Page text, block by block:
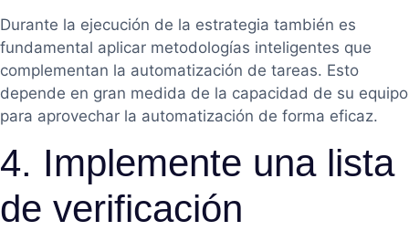
Durante la ejecución de la estrategia también es
fundamental aplicar metodologías inteligentes que
complementan la automatización de tareas. Esto
depende en gran medida de la capacidad de su equipo
para aprovechar la automatización de forma eficaz.
4. Implemente una lista
de verificación